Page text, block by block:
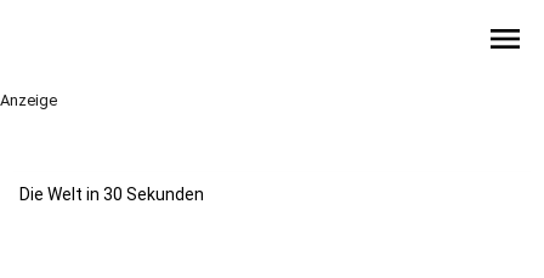
menu
Anzeige
Die Welt in 30 Sekunden